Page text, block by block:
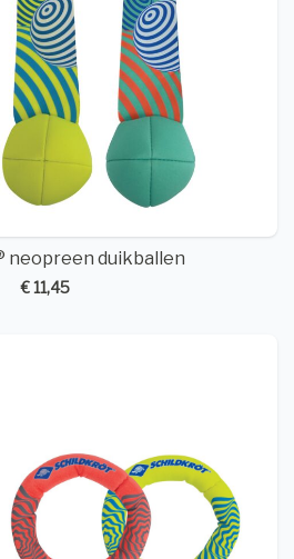
neopreen duikballen
€ 11,45